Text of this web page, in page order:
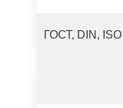
ГОСТ, DIN,